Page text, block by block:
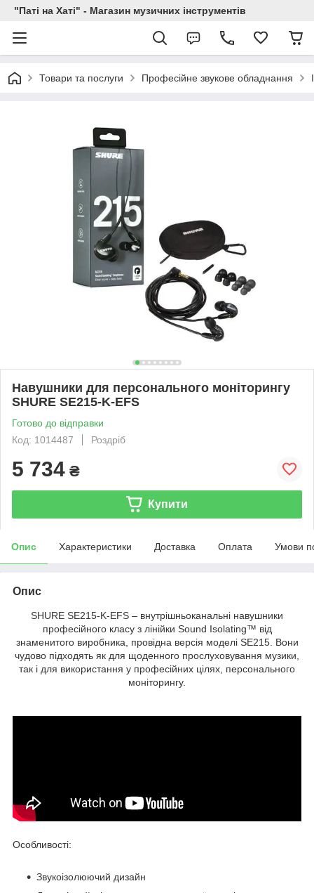
"Паті на Хаті" - Магазин музичних інструментів
Товари та послуги Професійне звукове обладнання
Навушники для персонального моніторингу
SHURE SE215-K-EFS
Готово до відправки
Код: 1014487
Роздріб
5 734 ₴
Купити
Опис Характеристики Доставка Оплата Умови
Опис
SHURE SE215-K-EFS – внутрішньоканальні навушники
професійного класу з лінійки Sound Isolating™ від
знаменитого виробника, провідна версія моделі SE215. Вони
чудово підходять як для щоденного прослуховування музики,
так і для використання у професійних цілях, персонального
моніторингу.
Особливості:
Звукоізолюючий дизайн